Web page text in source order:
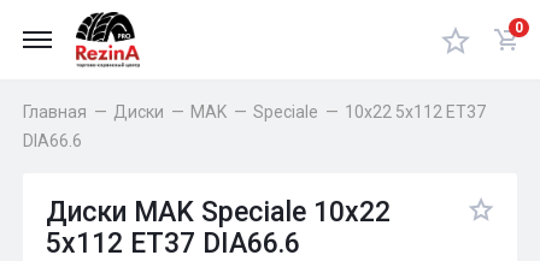
0
Главная — Диски — MAK — Speciale — 10x22 5x112 ET37
DIA66.6
Диски MAK Speciale 10x22
5x112 ET37 DIA66.6